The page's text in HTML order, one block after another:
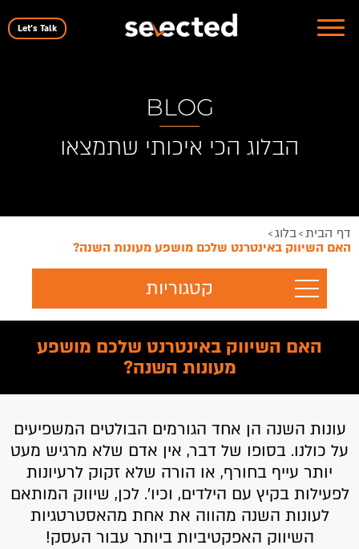
Let's Talk
BLOG
הבלוג הכי איכותי שתמצאו
דף הבית>בלוג>
האם השיווק באינטרנט שלכם מושפע מעונות השנה?
קטגוריות
האם השיווק באינטרנט שלכם מושפע
מעונות השנה?
עונות השנה הן אחד הגורמים הבולטים המשפיעים
על כולנו. בסופו של דבר, אין אדם שלא מרגיש מעט
יותר עייף בחורף, או הורה שלא זקוק לרעיונות
לפעילות בקיץ עם הילדים, וכיו’. לכן, שיווק המותאם
לעונות השנה מהווה את אחת מהאסטרטגיות
השיווק האפקטיביות ביותר עבור העסק!